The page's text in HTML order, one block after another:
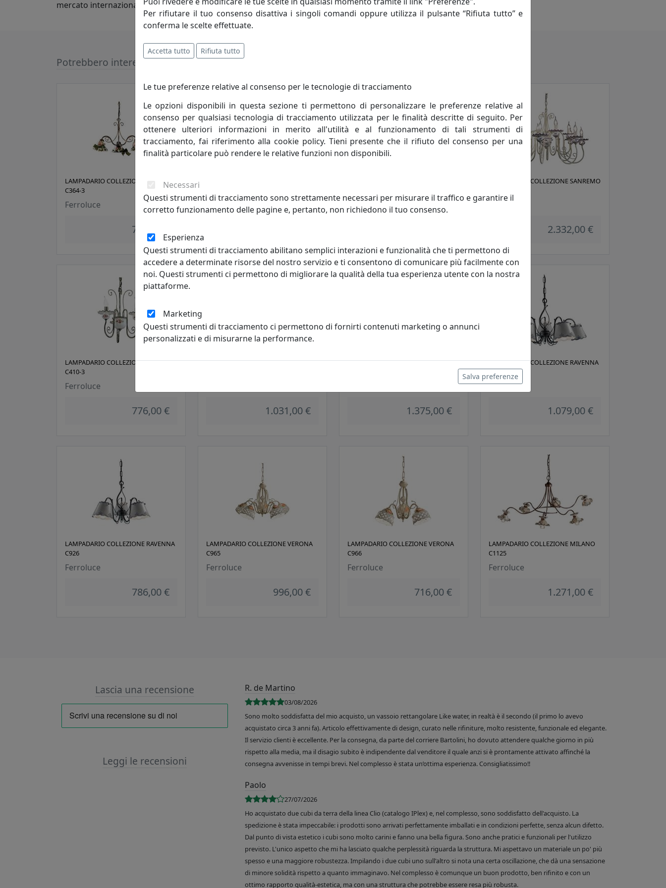
mercato internazionale.
Potrebbero interessarti
LAMPADARIO COLLEZIONE NAPOLI
C364-3
Ferroluce
725,00 €
Ferroluce Ferroluce
LAMPADARIO COLLEZIONE SANREMO
2.332,00 €
LAMPADARIO COLLEZIONE SANREMO
C410-3
Ferroluce
776,00 €
LAMPADARIO COLLEZIONE SANREMO
1.031,00 €
LAMPADARIO COLLEZIONE SANREMO
1.375,00 €
LAMPADARIO COLLEZIONE RAVENNA
C925
Ferroluce
1.079,00 €
LAMPADARIO COLLEZIONE RAVENNA
C926
Ferroluce
786,00 €
LAMPADARIO COLLEZIONE VERONA
C965
Ferroluce
996,00 €
LAMPADARIO COLLEZIONE VERONA
C966
Ferroluce
716,00 €
LAMPADARIO COLLEZIONE MILANO
C1125
Ferroluce
1.271,00 €
Lascia una recensione
Leggi le recensioni
R. de Martino
03/08/2026
Sono molto soddisfatta del mio acquisto, un vassoio rettangolare Like water, in realtà è il secondo (il primo lo avevo
acquistato circa 3 anni fa). Articolo effettivamente di design, curato nelle rifiniture, molto resistente, funzionale ed elegante.
Il servizio clienti è eccellente. Per la consegna, da parte del corriere Bartolini, ho dovuto attendere qualche giorno in più
rispetto alla media, ma il disagio subito è indipendente dal venditore il quale anzi si è prontamente attivato affinché la
consegna avvenisse in tempi brevi. Nel complesso è stata un’ottima esperienza. Consigliatissimo!!
Paolo
27/07/2026
Ho acquistato due cubi da terra della linea Clio (catalogo IPlex) e, nel complesso, sono soddisfatto dell'acquisto. La
spedizione è stata impeccabile: i prodotti sono arrivati perfettamente imballati e in condizioni perfette, senza alcun difetto.
Dal punto di vista estetico i cubi sono molto carini e fanno una bella figura. Sono anche pratici e funzionali per l'utilizzo
previsto. L'unico aspetto che mi ha lasciato qualche perplessità riguarda la struttura. Mi aspettavo un materiale un po' più
spesso e una maggiore robustezza. Impilando i due cubi uno sull'altro si nota una certa oscillazione, che dà una sensazione
di minore solidità rispetto a quanto immaginavo. Nel complesso è comunque un buon prodotto, ben rifinito e con un
ottimo rapporto qualità-estetica, ma con una struttura che potrebbe essere resa più robusta.
Per rifiutare il tuo consenso disattiva i singoli comandi oppure utilizza il pulsante “Rifiuta tutto” e
conferma le scelte effettuate.
Accetta tutto Rifiuta tutto
Le tue preferenze relative al consenso per le tecnologie di tracciamento
Le opzioni disponibili in questa sezione ti permettono di personalizzare le preferenze relative al
consenso per qualsiasi tecnologia di tracciamento utilizzata per le finalità descritte di seguito. Per
ottenere ulteriori informazioni in merito all'utilità e al funzionamento di tali strumenti di
tracciamento, fai riferimento alla cookie policy. Tieni presente che il rifiuto del consenso per una
finalità particolare può rendere le relative funzioni non disponibili.
Necessari
Questi strumenti di tracciamento sono strettamente necessari per misurare il traffico e garantire il
corretto funzionamento delle pagine e, pertanto, non richiedono il tuo consenso.
Esperienza
Questi strumenti di tracciamento abilitano semplici interazioni e funzionalità che ti permettono di
accedere a determinate risorse del nostro servizio e ti consentono di comunicare più facilmente con
noi. Questi strumenti ci permettono di migliorare la qualità della tua esperienza utente con la nostra
piattaforme.
Marketing
Questi strumenti di tracciamento ci permettono di fornirti contenuti marketing o annunci
personalizzati e di misurarne la performance.
Salva preferenze